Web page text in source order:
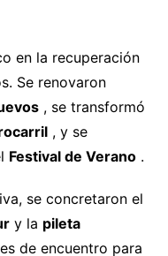
en la recuperación
Se renovaron
, se transformó
, y se
Festival de Verano.
se concretaron el
y la pileta
de encuentro para